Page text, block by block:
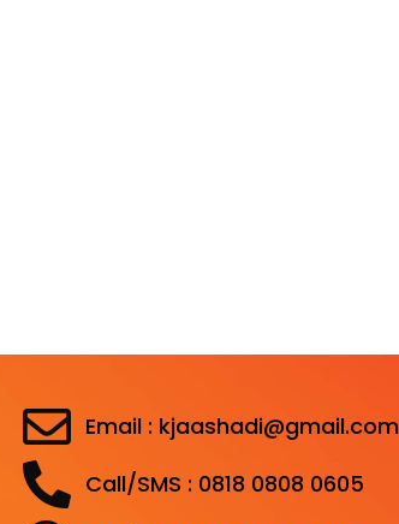
Email : kjaashadi@gmail.com
Call/SMS : 0818 0808 0605